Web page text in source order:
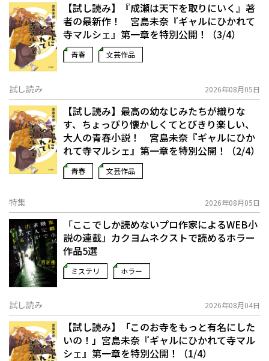
【試し読み】『成瀬は天下を取りにいく』著
者の最新作！ 宮島未奈『ギャルにひかれて
寺マルシェ』第一章を特別公開！（3/4）
青春 文芸作品
試し読み 2026年08月05日
【試し読み】最高の幼なじみたちが織りな
す、ちょっぴり懐かしくてとびきり楽しい、
大人の青春小説！ 宮島未奈『ギャルにひか
れて寺マルシェ』第一章を特別公開！（2/4）
青春 文芸作品
特集 2026年08月05日
「ここでしか読めないプロ作家によるWEB小
説の連載」――カクヨムネクストで読めるホラー
作品5選
ミステリ ホラー
試し読み 2026年08月04日
【試し読み】「このお寺をもっと有名にした
いの！」宮島未奈『ギャルにひかれて寺マル
シェ』第一章を特別公開！（1/4）